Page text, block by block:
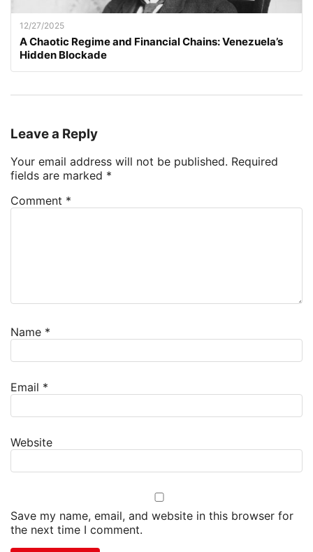
12/27/2025
A Chaotic Regime and Financial Chains: Venezuela’s
Hidden Blockade
Leave a Reply
Your email address will not be published. Required
fields are marked *
Comment *
Name *
Email *
Website
Save my name, email, and website in this browser for
the next time I comment.